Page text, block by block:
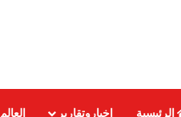
الرئيسية اخباروتقارير العالم